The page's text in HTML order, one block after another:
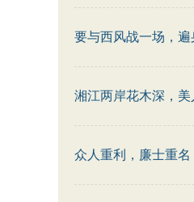
要与西风战一场，遍
湘江两岸花木深，美
众人重利，廉士重名